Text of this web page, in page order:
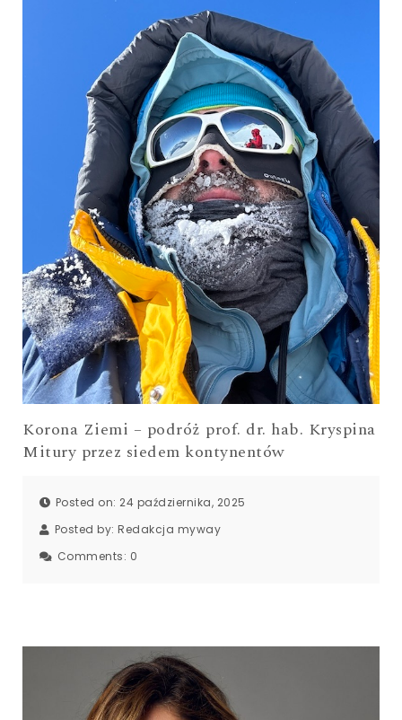
Korona Ziemi – podróż prof. dr. hab. Kryspina
Mitury przez siedem kontynentów
Posted on: 24 października, 2025
Posted by: Redakcja myway
Comments: 0